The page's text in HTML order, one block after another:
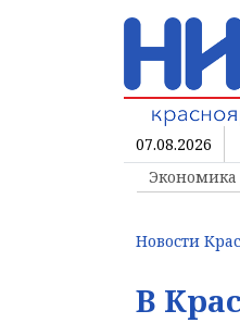
07.08.2026
Экономика
Новости
В